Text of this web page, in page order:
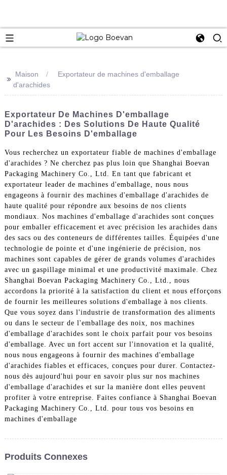
>> Maison
Exportateur de machines d'emballage
d'arachides
Exportateur De Machines D'emballage
D'arachides : Des Solutions De Haute Qualité
Pour Les Besoins D'emballage
Vous recherchez un exportateur fiable de machines d'emballage
d'arachides ? Ne cherchez pas plus loin que Shanghai Boevan
Packaging Machinery Co., Ltd. En tant que fabricant et
exportateur leader de machines d'emballage, nous nous
engageons à fournir des machines d'emballage d'arachides de
haute qualité pour répondre aux besoins de nos clients
mondiaux. Nos machines d'emballage d'arachides sont conçues
pour emballer efficacement et avec précision les arachides dans
des sacs ou des conteneurs de différentes tailles. Équipées d'une
technologie de pointe et d'une ingénierie de précision, nos
machines sont capables de gérer de grands volumes d'arachides
avec un gaspillage minimal et une productivité maximale. Chez
Shanghai Boevan Packaging Machinery Co., Ltd., nous
accordons la priorité à la satisfaction du client et nous efforçons
de fournir les meilleures solutions d'emballage à nos clients.
Que vous soyez dans l'industrie de transformation des aliments
ou dans le secteur de l'emballage des noix, nos machines
d'emballage d'arachides sont le choix parfait pour vos besoins
d'emballage. Avec un fort accent sur l'innovation et la qualité,
nous nous engageons à fournir des machines d'emballage
d'arachides fiables et efficaces, conçues pour durer. Contactez-
nous dès aujourd'hui pour en savoir plus sur nos machines
d'emballage d'arachides et sur la manière dont elles peuvent
profiter à votre entreprise. Faites confiance à Shanghai Boevan
Packaging Machinery Co., Ltd. pour tous vos besoins en
machines d'emballage
Produits Connexes